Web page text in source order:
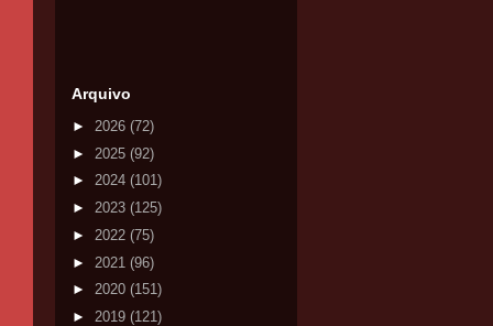
Arquivo
► 2026 (72)
► 2025 (92)
► 2024 (101)
► 2023 (125)
► 2022 (75)
► 2021 (96)
► 2020 (151)
► 2019 (121)